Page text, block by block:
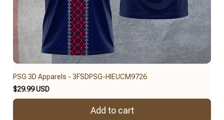
PSG 3D Apparels - 3FSDPSG-HIEUCM9726
$29.99 USD
Add to cart